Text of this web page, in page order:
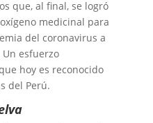
que, al final, se logró
medicinal para
del coronavirus a
esfuerzo
hoy es reconocido
del Perú.